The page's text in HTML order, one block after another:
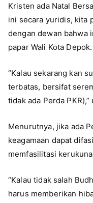
Kristen ada Natal
ini secara yuridis, kita
dengan dewan bahwa
papar Wali Kota Depok.
“Kalau sekarang kan
terbatas, bersifat
tidak ada Perda PKR),”
Menurutnya, jika ada
keagamaan dapat
memfasilitasi
“Kalau tidak salah
harus memberikan